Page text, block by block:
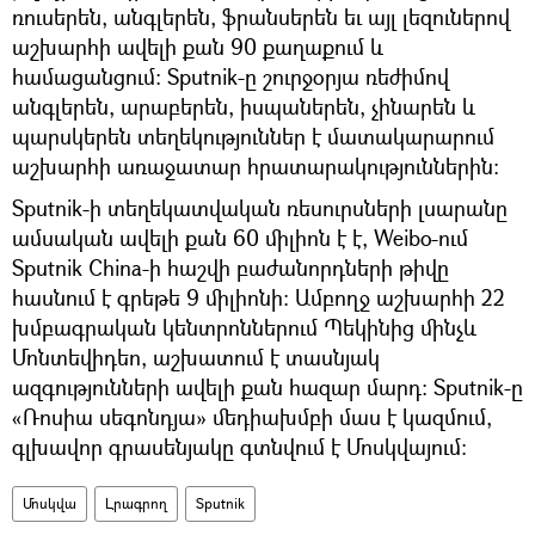
ռուսերեն, անգլերեն, ֆրանսերեն եւ այլ լեզուներով
աշխարհի ավելի քան 90 քաղաքում և
համացանցում: Sputnik-ը շուրջօրյա ռեժիմով
անգլերեն, արաբերեն, իսպաներեն, չինարեն և
պարսկերեն տեղեկություններ է մատակարարում
աշխարհի առաջատար հրատարակություններին։
Sputnik-ի տեղեկատվական ռեսուրսների լսարանը
ամսական ավելի քան 60 միլիոն է է, Weibo-ում
Sputnik China-ի հաշվի բաժանորդների թիվը
հասնում է գրեթե 9 միլիոնի: Ամբողջ աշխարհի 22
խմբագրական կենտրոններում Պեկինից մինչև
Մոնտեվիդեո, աշխատում է տասնյակ
ազգությունների ավելի քան հազար մարդ: Sputnik-ը
«Ռոսիա սեգոնդյա» մեդիախմբի մաս է կազմում,
գլխավոր գրասենյակը գտնվում է Մոսկվայում։
Մոսկվա Լրագրող Sputnik